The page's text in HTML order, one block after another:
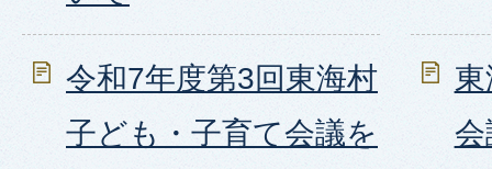
令和7年度第3回東海村
子ども・子育て会議を
会